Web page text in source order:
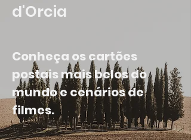
d'Orcia
Conheça os cartões
postais mais belos do
mundo e cenários de
filmes.